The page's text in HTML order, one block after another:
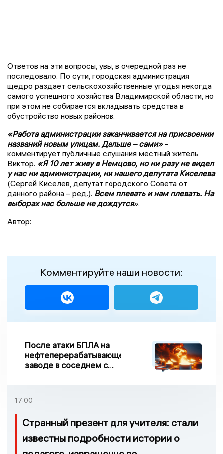
Ответов на эти вопросы, увы, в очередной раз не
последовало. По сути, городская администрация
щедро раздает сельскохозяйственные угодья некогда
самого успешного хозяйства Владимирской области, но
при этом не собирается вкладывать средства в
обустройство новых районов.
«Работа администрации заканчивается на присвоении
названий новым улицам. Дальше – сами»-
комментирует публичные слушания местный житель
Виктор. «Я 10 лет живу в Немцово, но ни разу не видел
у нас ни администрации, ни нашего депутата Киселева
(Сергей Киселев, депутат городского Совета от
данного района – ред.). Всем плевать и нам плевать. На
выборах нас больше не дождутся».
Автор:
Комментируйте наши новости:
После атаки БПЛА на
нефтеперерабатывающем
заводе в соседнем с
возгорание
17:00
Странный презент для учителя: стали
известны подробности истории о